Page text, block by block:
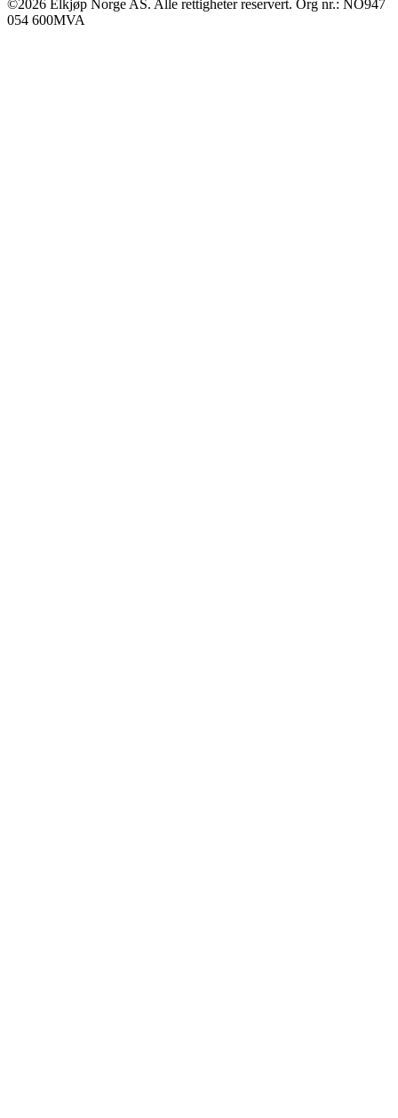
©2026 Elkjøp Norge AS. Alle rettigheter reservert. Org nr.: NO947
054 600MVA